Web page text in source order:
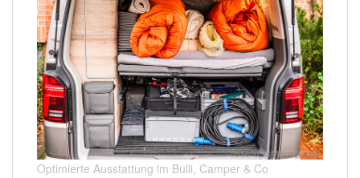
Optimierte Ausstattung im Bulli, Camper & Co